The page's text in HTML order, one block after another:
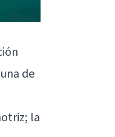
de
la